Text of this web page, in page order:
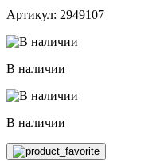
Артикул: 2949107
В наличии
В наличии